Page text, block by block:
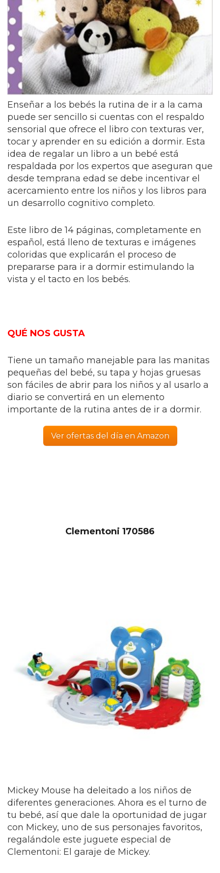
Enseñar a los bebés la rutina de ir a la cama
puede ser sencillo si cuentas con el respaldo
sensorial que ofrece el libro con texturas ver,
tocar y aprender en su edición a dormir. Esta
idea de regalar un libro a un bebé está
respaldada por los expertos que aseguran que
desde temprana edad se debe incentivar el
acercamiento entre los niños y los libros para
un desarrollo cognitivo completo.
Este libro de 14 páginas, completamente en
español, está lleno de texturas e imágenes
coloridas que explicarán el proceso de
prepararse para ir a dormir estimulando la
vista y el tacto en los bebés.
QUÉ NOS GUSTA
Tiene un tamaño manejable para las manitas
pequeñas del bebé, su tapa y hojas gruesas
son fáciles de abrir para los niños y al usarlo a
diario se convertirá en un elemento
importante de la rutina antes de ir a dormir.
Ver ofertas del día en Amazon
Clementoni 170586
Mickey Mouse ha deleitado a los niños de
diferentes generaciones. Ahora es el turno de
tu bebé, así que dale la oportunidad de jugar
con Mickey, uno de sus personajes favoritos,
regalándole este juguete especial de
Clementoni: El garaje de Mickey.